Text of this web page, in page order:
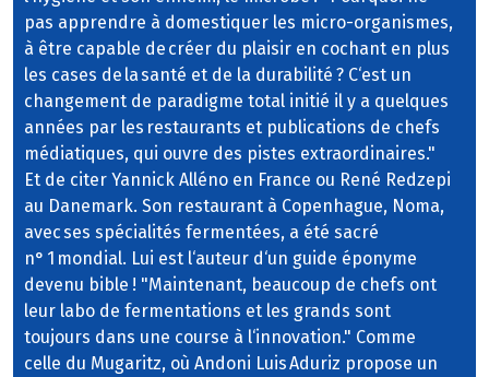
pas apprendre à domestiquer les micro-organismes,
à être capable de créer du plaisir en cochant en plus
les cases de la santé et de la durabilité ? C‘est un
changement de paradigme total initié il y a quelques
années par les restaurants et publications de chefs
médiatiques, qui ouvre des pistes extraordinaires."
Et de citer Yannick Alléno en France ou René Redzepi
au Danemark. Son restaurant à Copenhague, Noma,
avec ses spécialités fermentées, a été sacré
n° 1 mondial. Lui est l‘auteur d‘un guide éponyme
devenu bible ! "Maintenant, beaucoup de chefs ont
leur labo de fermentations et les grands sont
toujours dans une course à l‘innovation." Comme
celle du Mugaritz, où Andoni Luis Aduriz propose un